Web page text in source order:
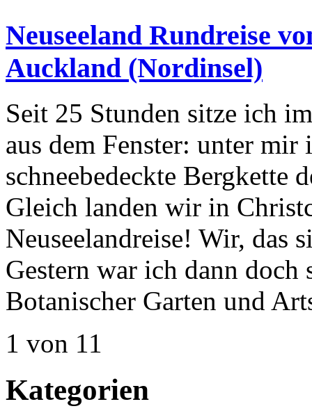
Neuseeland Rundreise
Auckland (Nordinsel)
Seit 25 Stunden sitze ich
aus dem Fenster: unter
schneebedeckte Bergkette
Gleich landen wir in
Neuseelandreise! Wir, das
Gestern war ich dann
Botanischer Garten und
1 von 11
Kategorien